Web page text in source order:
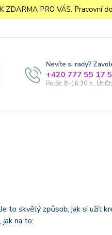
PRO VÁS. Pracovní
Nevíte si rady?
+420 777 55 17
Po,St: 8-16.30 h.,
to skvělý způsob, jak si užít
jak na to: